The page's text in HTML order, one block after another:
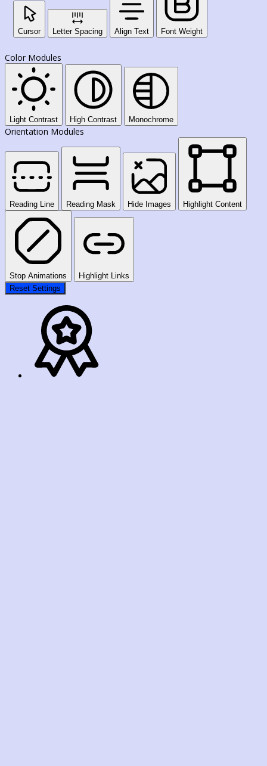
Cursor Letter Spacing Align Text Font Weight
Color Modules
Light Contrast High Contrast Monochrome
Orientation Modules
Reading Line Reading Mask Hide Images Highlight Content
Stop Animations
Highlight Links
Reset Settings